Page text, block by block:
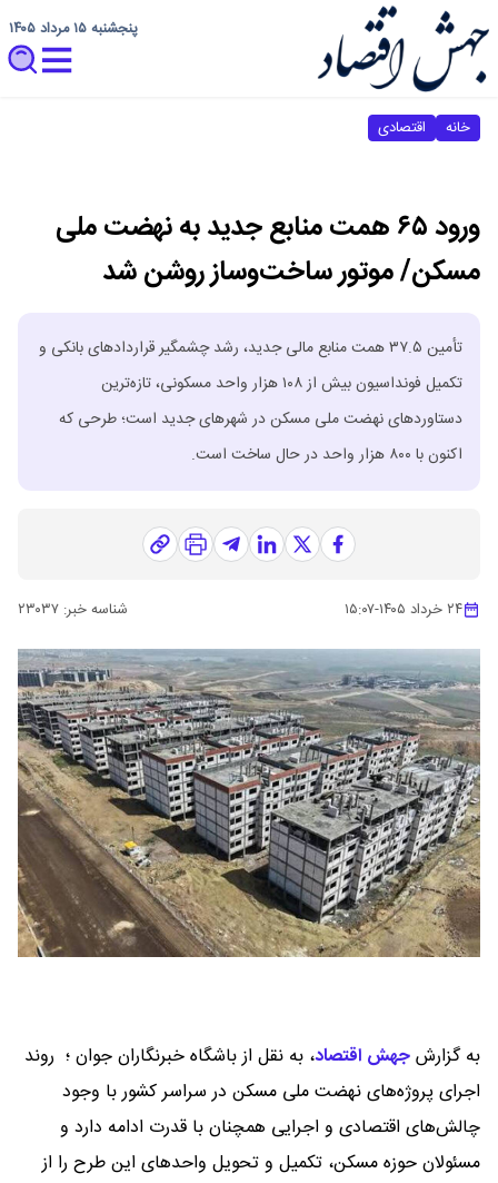
پنجشنبه ۱۵ مرداد ۱۴۰۵
خانه اقتصادی
ورود ۶۵ همت منابع جدید به نهضت ملی
مسکن/ موتور ساخت‌وساز روشن‌ شد
تأمین ۳۷.۵ همت منابع مالی جدید، رشد چشمگیر قراردادهای بانکی و
تکمیل فونداسیون بیش از ۱۰۸ هزار واحد مسکونی، تازه‌ترین
دستاوردهای نهضت ملی مسکن در شهرهای جدید است؛ طرحی که
اکنون با ۸۰۰ هزار واحد در حال ساخت است.
۲۴ خرداد ۱۴۰۵ -۱۵:۰۷ شناسه خبر: ۲۳۰۳۷
به گزارشجهش اقتصاد، به نقل از باشگاه خبرنگاران جوان ؛ روند
اجرای پروژه‌های نهضت ملی مسکن در سراسر کشور با وجود
چالش‌های اقتصادی و اجرایی همچنان با قدرت ادامه دارد و
مسئولان حوزه مسکن، تکمیل و تحویل واحد‌های این طرح را از